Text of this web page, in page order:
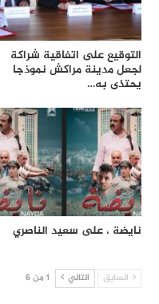
التوقيع على اتفاقية شراكة
لجعل مدينة مراكش نموذجا
يحتذى به…
نايضة ، على سعيد الناصري
السابق التالي 1 من 6